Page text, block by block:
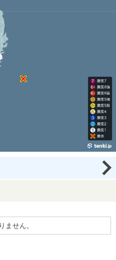
ません。